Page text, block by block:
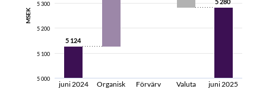
MSEK
5 124
5 124
juni 2024 Organisk Förvärv Valuta juni 2025
5 000
5 100
5 200
5 300